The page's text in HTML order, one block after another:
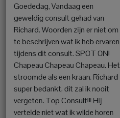
Goededag, Vandaag een
geweldig consult gehad van
Richard. Woorden zijn er niet om
te beschrijven wat ik heb ervaren
tijdens dit consult. SPOT ON!
Chapeau Chapeau Chapeau. Het
stroomde als een kraan. Richard
super bedankt, dit zal ik nooit
vergeten. Top Consult!!! Hij
vertelde niet wat ik wilde horen